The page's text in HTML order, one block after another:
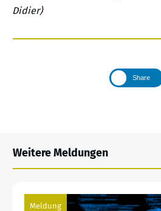
Didier)
Share
Weitere Meldungen
Meldung